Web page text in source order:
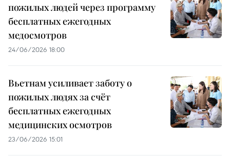
пожилых людей через программу
бесплатных ежегодных
медосмотров
24/06/2026 18:00
Вьетнам усиливает заботу о
пожилых людях за счёт
бесплатных ежегодных
медицинских осмотров
23/06/2026 15:01